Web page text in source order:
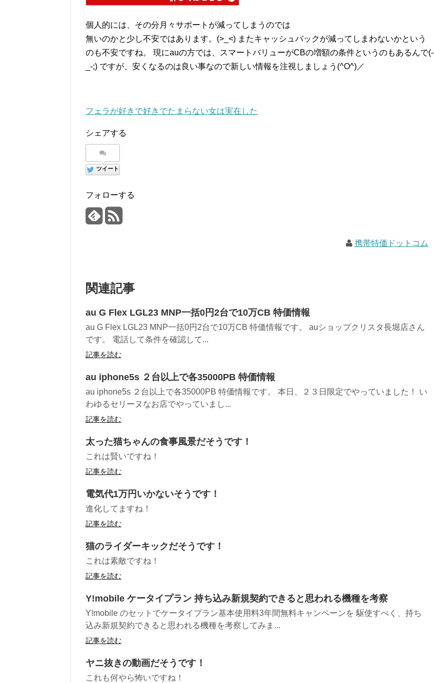
個人的には、その分月々サポートが減ってしまうのでは
無いのかと少し不安ではあります。(>_<) またキャッシュバックが減ってしまわないかという
のも不安ですね。 現にauの方では、スマートバリューがCBの増額の条件というのもあるんで(-
_-;) ですが、安くなるのは良い事なので新しい情報を注視しましょう(^O^)／
フェラが好きで好きでたまらない女は実在した
シェアする
ツイート
フォローする
携帯特価ドットコム
関連記事
au G Flex LGL23 MNP一括0円2台で10万CB 特価情報
au G Flex LGL23 MNP一括0円2台で10万CB 特価情報です。 auショップクリスタ長堀店さん
です。 電話して条件を確認して...
記事を読む
au iphone5s ２台以上で各35000PB 特価情報
au iphone5s ２台以上で各35000PB 特価情報です。 本日、２３日限定でやっていました！ い
わゆるセリーヌなお店でやっていまし...
記事を読む
太った猫ちゃんの食事風景だそうです！
これは賢いですね！
記事を読む
電気代1万円いかないそうです！
進化してますね！
記事を読む
猫のライダーキックだそうです！
これは素敵ですね！
記事を読む
Y!mobile ケータイプラン 持ち込み新規契約できると思われる機種を考察
Y!mobile のセットでケータイプラン基本使用料3年間無料キャンペーンを 駆使すべく、持ち
込み新規契約できると思われる機種を考察してみま...
記事を読む
ヤニ抜きの動画だそうです！
これも何やら怖いですね！